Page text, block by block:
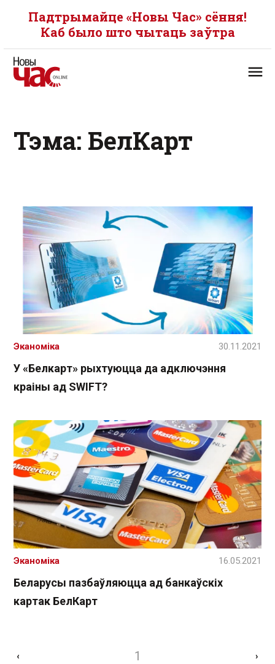
Падтрымайце «Новы Час» сёння!
Каб было што чытаць заўтра
Тэма: БелКарт
У «Белкарт» рыхтуюцца да адключэння
краіны ад SWIFT?
Эканоміка 30.11.2021
Беларусы пазбаўляюцца ад банкаўскіх
картак БелКарт
Эканоміка 16.05.2021
‹ 1 ›